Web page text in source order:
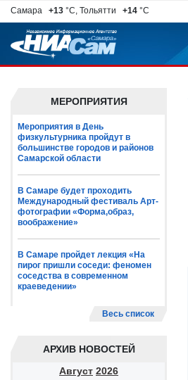
Самара +13 °C, Тольятти +14 °C
МЕРОПРИЯТИЯ
Мероприятия в День
физкультурника пройдут в
большинстве городов и районов
Самарской области
В Самаре будет проходить
Международный фестиваль Арт-
фотографии «Форма,образ,
воображение»
В Самаре пройдет лекция «На
пирог пришли соседи: феномен
соседства в современном
краеведении»
Весь список
АРХИВ НОВОСТЕЙ
Август 2026